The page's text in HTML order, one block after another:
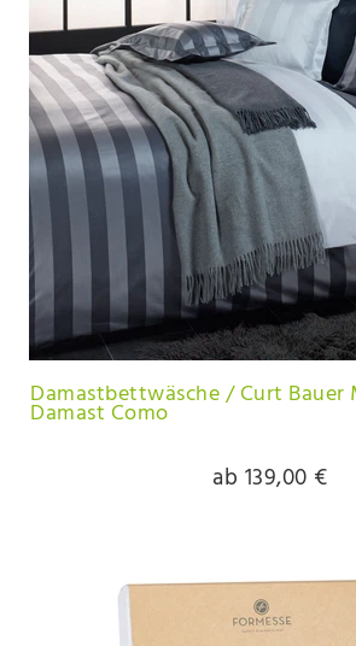
Damastbettwäsche / Curt Bauer
Damast Como
ab 139,00 €